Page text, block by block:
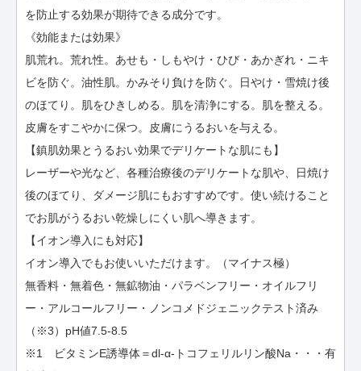
を防止する効果が期待できる成分です。
《効能または効果》
肌荒れ。荒れ性。あせも・しもやけ・ひび・あかぎれ・ニキ
ビを防ぐ。油性肌。かみそり負けを防ぐ。日やけ・雪焼け後
のほてり。肌をひきしめる。肌を清浄にする。肌を整える。
皮膚をすこやかに保つ。皮膚にうるおいを与える。
【鎮肌効果とうるおい効果でデリケートな肌にも】
レーザーや光など、各種治療後のデリケートな肌や、日焼け
後のほてり、ダメージ肌にもおすすめです。使い続けること
でお肌がうるおい乾燥しにくい肌へ導きます。
【イオン導入にも対応】
イオン導入でもお使いいただけます。（マイナス極）
無香料・無着色・無鉱物油・パラベンフリー・オイルフリ
ー・アルコールフリー・ノンコメドジェニックテスト済み
（※3）pH値7.5-8.5
※1 ビタミンE誘導体＝dl-α-トコフェリルリン酸Na・・・有